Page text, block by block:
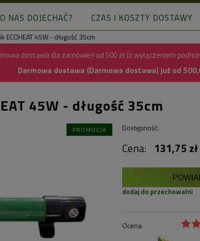
NAS DOJECHAĆ? CZAS I KOSZTY DOSTAWY
BLOG
ECOHEAT 45W - długość 35cm
dostawa dla zamówień od 500 zł (z wyłączeniem
Darmowa dostawa (Darmowa dostawa) już od
45W - długość 35cm
PROMOCJA Dostępność:
Cena: 131,75 zł
dodaj do przechowalni
Ocena: